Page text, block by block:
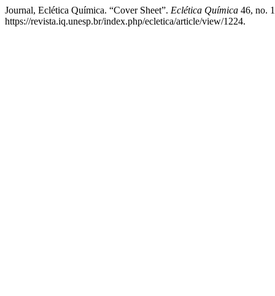
Journal, Eclética Química. “Cover Sheet”. Eclética Química 46, no.
https://revista.iq.unesp.br/index.php/ecletica/article/view/1224.